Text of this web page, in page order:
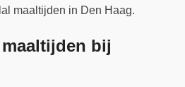
maaltijden in Den Haag.
bij